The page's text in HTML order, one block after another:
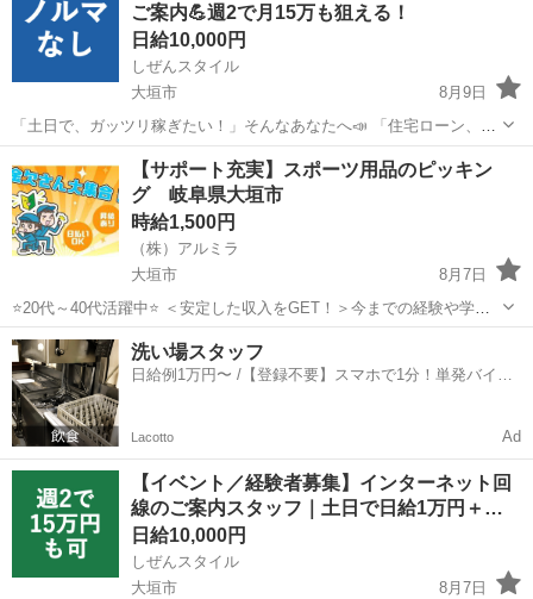
ご案内💪週2で月15万も狙える！
日給10,000円
しぜんスタイル
大垣市
8月9日
「土日で、ガッツリ稼ぎたい！」そんなあなたへ📣 「住宅ローン、正
直キツい…」 「教育費、もっと貯めたい」 「家族のために、自分が稼
ぐしかない」 「やりたいことのために、軍資金を貯めたい」 ——理由
は人それぞ...
家電量販店 フルコミ
【サポート充実】スポーツ用品のピッキン
グ 岐阜県大垣市
時給1,500円
（株）アルミラ
大垣市
8月7日
⭐20代～40代活躍中⭐ ＜安定した収入をGET！＞今までの経験や学歴
は一切不問！働きやすさ抜群の職場で一緒に働いてみませんか？？
☆…・プロのコーディネーターがサポートします♪・…☆ お急ぎの方
は『06-...
岐阜 大垣市 倉庫
洗い場スタッフ
日給例1万円〜 /【登録不要】スマホで1分！単発バイト
Lacotto Ad
【イベント／経験者募集】インターネット回
線のご案内スタッフ｜土日で日給1万円＋…
日給10,000円
しぜんスタイル
大垣市
8月7日